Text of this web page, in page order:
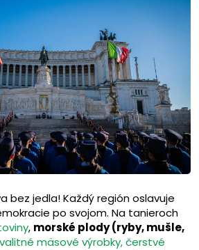
bez jedla! Každý región oslavuje
po svojom. Na tanieroch
, morské plody (ryby, mušle,
mäsové výrobky,čerstvé